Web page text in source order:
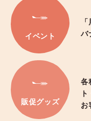
イベント
バ
販促グッズ
各
お